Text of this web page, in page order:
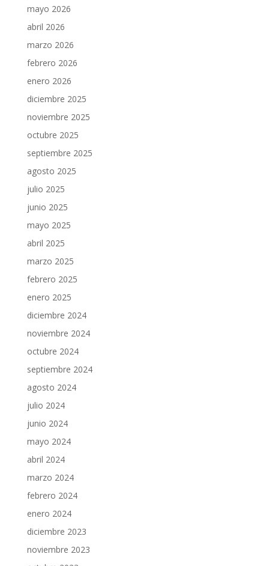
mayo 2026
abril 2026
marzo 2026
febrero 2026
enero 2026
diciembre 2025
noviembre 2025
octubre 2025
septiembre 2025
agosto 2025
julio 2025
junio 2025
mayo 2025
abril 2025
marzo 2025
febrero 2025
enero 2025
diciembre 2024
noviembre 2024
octubre 2024
septiembre 2024
agosto 2024
julio 2024
junio 2024
mayo 2024
abril 2024
marzo 2024
febrero 2024
enero 2024
diciembre 2023
noviembre 2023